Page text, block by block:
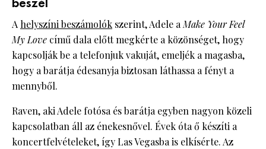
beszél
A helyszíni beszámolók szerint, Adele aMake Your Feel
My Love című dala előtt megkérte a közönséget, hogy
kapcsolják be a telefonjuk vakuját, emeljék a magasba,
hogy a barátja édesanyja biztosan láthassa a fényt a
mennyből.
Raven, aki Adele fotósa és barátja egyben nagyon közeli
kapcsolatban áll az énekesnővel. Évek óta ő készíti a
koncertfelvételeket, így Las Vegasba is elkísérte. Az